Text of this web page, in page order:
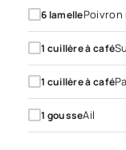
6 lamellePoivron
1 cuillère à café
1 cuillère à café
1 gousseAil